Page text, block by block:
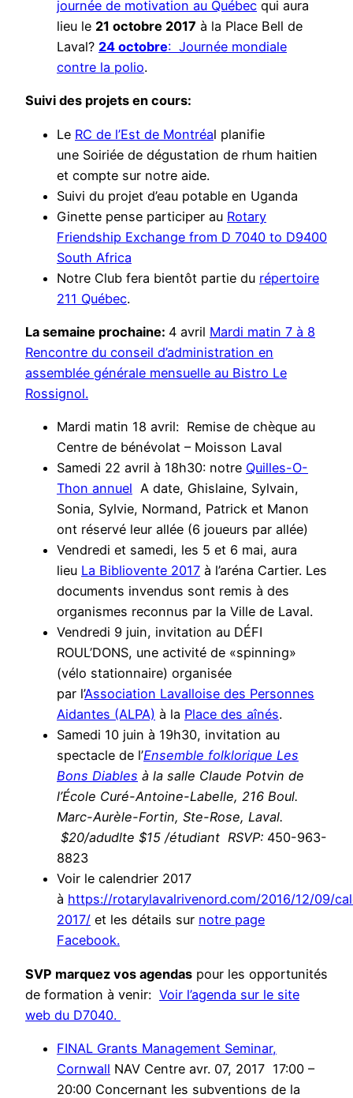
journée de motivation au Québec qui aura
lieu le 21 octobre 2017 à la Place Bell de
Laval? 24 octobre: Journée mondiale
contre la polio.
Suivi des projets en cours:
Le RC de l’Est de Montréal planifie
une Soiriée de dégustation de rhum haitien
et compte sur notre aide.
Suivi du projet d’eau potable en Uganda
Ginette pense participer au Rotary
Friendship Exchange from D 7040 to D9400
South Africa
Notre Club fera bientôt partie du répertoire
211 Québec.
La semaine prochaine: 4 avril Mardi matin 7 à 8
Rencontre du conseil d’administration en
assemblée générale mensuelle au Bistro Le
Rossignol.
Mardi matin 18 avril: Remise de chèque au
Centre de bénévolat – Moisson Laval
Samedi 22 avril à 18h30: notre Quilles-O-
Thon annuel A date, Ghislaine, Sylvain,
Sonia, Sylvie, Normand, Patrick et Manon
ont réservé leur allée (6 joueurs par allée)
Vendredi et samedi, les 5 et 6 mai, aura
lieu La Bibliovente 2017 à l’aréna Cartier.​ Les
documents invendus sont remis à des
organismes reconnus par la Ville de Laval.
Vendredi 9 juin, invitation au DÉFI
ROUL’DONS, une activité de «spinning»
(vélo stationnaire) organisée
par l’Association Lavalloise des Personnes
Aidantes (ALPA) à la Place des aînés.
Samedi 10 juin à 19h30, invitation au
spectacle de l’Ensemble folklorique Les
Bons Diables à la salle Claude Potvin de
l’École Curé-Antoine-Labelle, 216 Boul.
Marc-Aurèle-Fortin, Ste-Rose, Laval.
$20/adudlte $15 /étudiant RSVP: 450-963-
8823
Voir le calendrier 2017
à https://rotarylavalrivenord.com/2016/12/09/
2017/ et les détails sur notre page
Facebook.
SVP marquez vos agendas pour les opportunités
de formation à venir: Voir l’agenda sur le site
web du D7040.
FINAL Grants Management Seminar,
Cornwall NAV Centre avr. 07, 2017 17:00 –
20:00 Concernant les subventions de la